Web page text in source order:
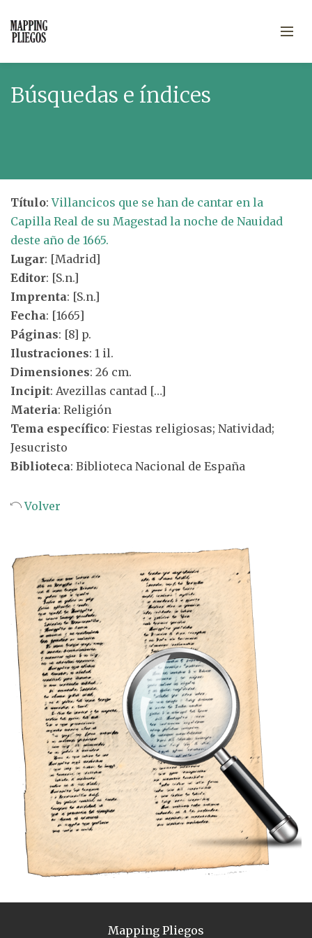
Búsquedas e índices
Título:Villancicos que se han de cantar en la
Capilla Real de su Magestad la noche de Nauidad
deste año de 1665.
Lugar: [Madrid]
Editor: [S.n.]
Imprenta: [S.n.]
Fecha: [1665]
Páginas: [8] p.
Ilustraciones: 1 il.
Dimensiones: 26 cm.
Incipit: Avezillas cantad […]
Materia: Religión
Tema específico: Fiestas religiosas; Natividad;
Jesucristo
Biblioteca: Biblioteca Nacional de España
Volver
Mapping Pliegos